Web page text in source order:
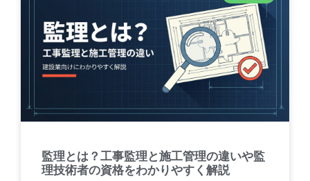
監理とは？工事監理と施工管理の違いや監
理技術者の資格をわかりやすく解説